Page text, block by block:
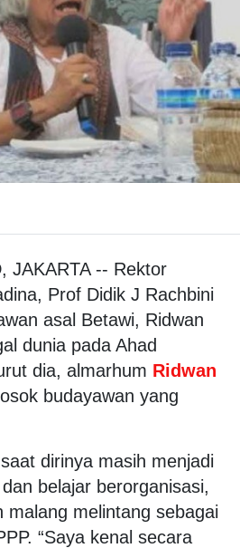
JAKARTA -- Rektor
Prof Didik J Rachbini
asal Betawi, Ridwan
dunia pada Ahad
dia, almarhum Ridwan
budayawan yang
dirinya masih menjadi
belajar berorganisasi,
malang melintang sebagai
“Saya kenal secara